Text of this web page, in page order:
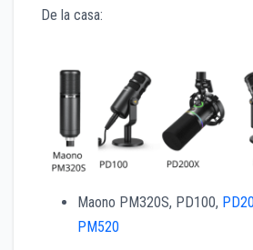
De la casa:
Maono PM320S, PD100,
PM520